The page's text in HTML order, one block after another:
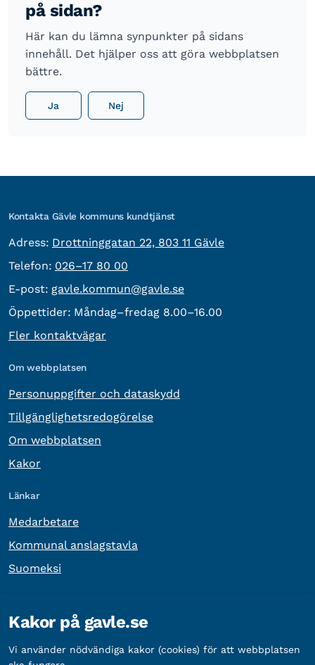
på sidan?
Här kan du lämna synpunkter på sidans
innehåll. Det hjälper oss att göra webbplatsen
bättre.
Ja Nej
Kontakta Gävle kommuns kundtjänst
Adress: besöksadress:
Drottninggatan 22, 803 11 Gävle
Telefon: Telefon:
026–17 80 00
E-post: E-post:
gavle.kommun@gavle.se
Öppettider: Måndag–fredag 8.00–16.00
Fler kontaktvägar
Om webbplatsen
Personuppgifter och dataskydd
Tillgänglighetsredogörelse
Om webbplatsen
Kakor
Länkar
Medarbetare
Kommunal anslagstavla
Suomeksi
Organisationsnummer: 212000-2338
Bankgironummer: 5888-2333
Kakor på gavle.se
Vi använder nödvändiga kakor (cookies) för att webbplatsen